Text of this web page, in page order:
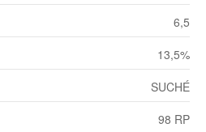
6,5
13,5%
SUCHÉ
98 RP